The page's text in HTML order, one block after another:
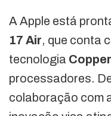
A Apple está
17 Air, que conta
tecnologia
processadores.
colaboração com